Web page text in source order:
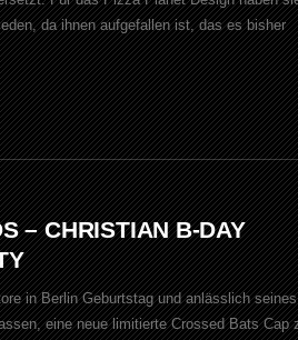
da ihnen aufgefallen ist, das es bisher
– CHRISTIAN B-DAY
in Berlin Geburtstag und anlässlich seines
eine neue limitierte Crossed Bats Cap